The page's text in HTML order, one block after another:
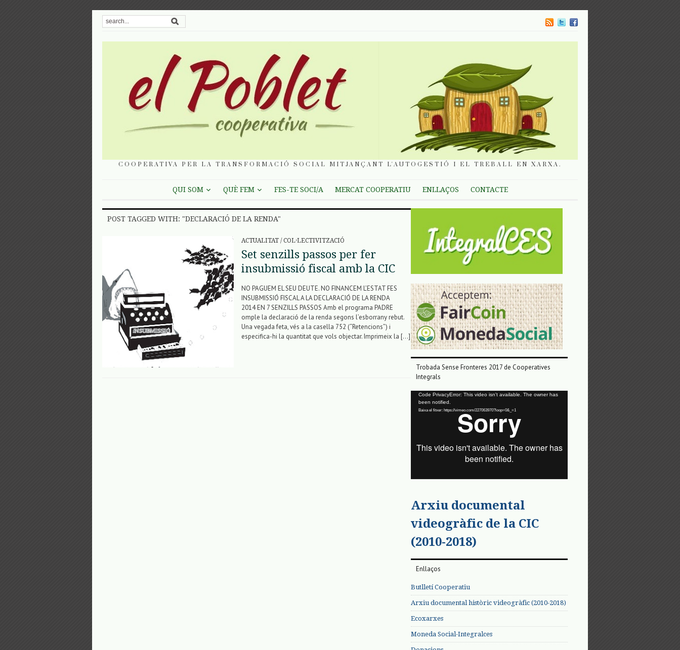
COOPERATIVA PER LA TRANSFORMACIÓ SOCIAL MITJANÇANT L'AUTOGESTIÓ I EL TREBALL EN XARXA.
QUI SOM QUÈ FEM FES-TE SOCI/A MERCAT COOPERATIU ENLLAÇOS CONTACTE
POST TAGGED WITH: "DECLARACIÓ DE LA RENDA"
ACTUALITAT / COL·LECTIVITZACIÓ
Set senzills passos per fer
insubmissió fiscal amb la CIC
NO PAGUEM EL SEU DEUTE. NO FINANCEM L’ESTAT FES
INSUBMISSIÓ FISCAL A LA DECLARACIÓ DE LA RENDA
2014 EN 7 SENZILLS PASSOS Amb el programa PADRE
omple la declaració de la renda segons l’esborrany rebut.
Una vegada feta, vés a la casella 752 (“Retencions”) i
especifica-hi la quantitat que vols objectar. Imprimeix la […]
Trobada Sense Fronteres 2017 de Cooperatives
Integrals
Reproductor
vídeo
Code PrivacyError: This video isn't available. The owner has
been notified.
Baixa el fitxer: https://vimeo.com/227063970?loop=0&_=1
Arxiu documental
videogràfic de la CIC
(2010-2018)
Enllaços
Butlletí Cooperatiu
Arxiu documental històric videogràfic (2010-2018)
Ecoxarxes
Moneda Social-Integralces